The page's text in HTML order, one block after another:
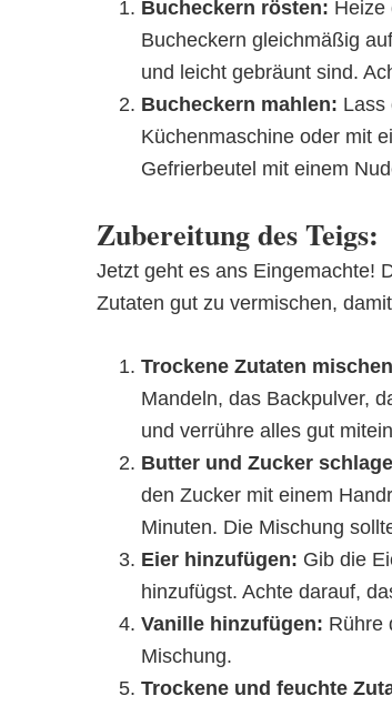
Bucheckern rösten: Heize
Bucheckern gleichmäßig
und leicht gebräunt sind.
Bucheckern mahlen: Lass
Küchenmaschine oder mit
Gefrierbeutel mit einem
Zubereitung des Teigs:
Jetzt geht es ans Eingemachte!
Zutaten gut zu vermischen,
Trockene Zutaten
Mandeln, das Backpulver,
und verrühre alles gut
Butter und Zucker
den Zucker mit einem
Minuten. Die Mischung
Eier hinzufügen: Gib die
hinzufügst. Achte darauf,
Vanille hinzufügen: Rühre
Mischung.
Trockene und feuchte